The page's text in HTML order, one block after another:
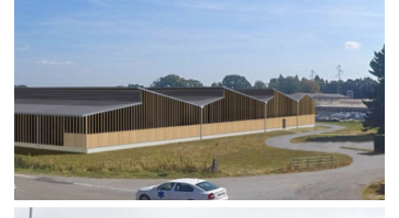
D’ALLOTEMENT BOVINS
Agro Alimentaire Industrie